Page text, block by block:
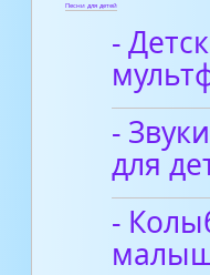
Песни для детей
-
-
для
-